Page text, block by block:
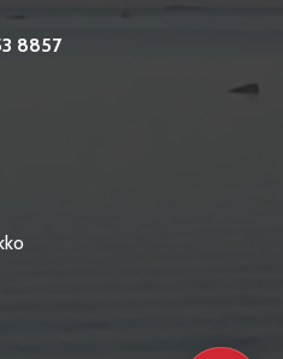
8857